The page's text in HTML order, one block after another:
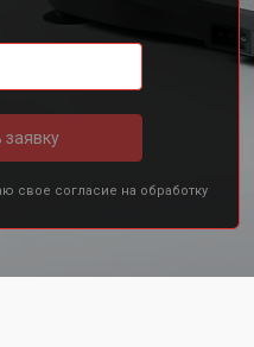
заявку
свое согласие на обработку